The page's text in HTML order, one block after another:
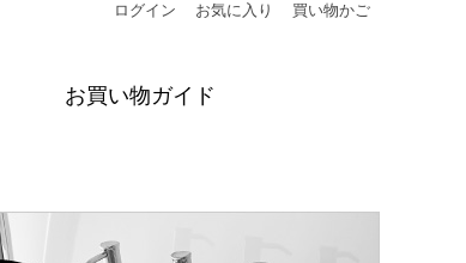
ログイン お気に入り 買い物かご
お買い物ガイド